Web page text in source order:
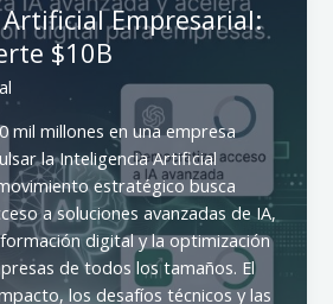
Empresarial:
$10B
mil millones en una empresa
la Inteligencia Artificial
estratégico busca
a soluciones avanzadas de IA,
digital y la optimización
de todos los tamaños. El
los desafíos técnicos y las